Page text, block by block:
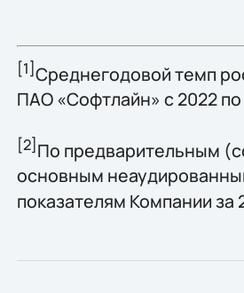
[1]Среднегодовой темп
ПАО «Софтлайн» с 2022 по
[2] По предварительным
основным
показателям Компании за